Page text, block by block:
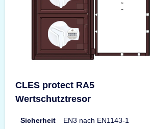
CLES protect RA5
Wertschutztresor
Sicherheit
EN3 nach EN1143-1